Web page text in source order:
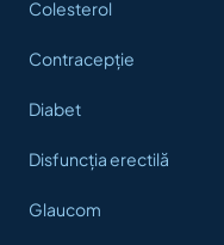
Colesterol
Contracepție
Diabet
Disfuncția erectilă
Glaucom